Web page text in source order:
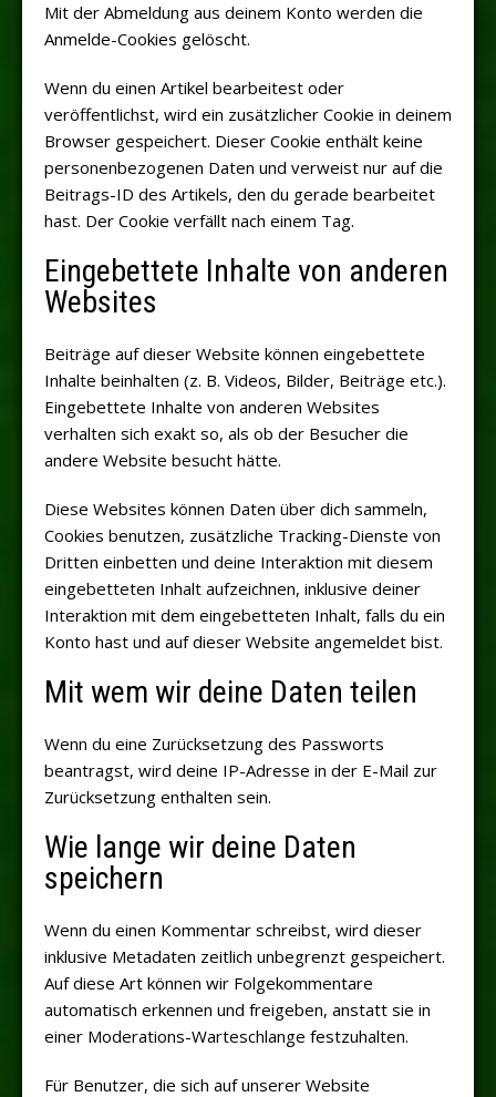
Mit der Abmeldung aus deinem Konto werden die
Anmelde-Cookies gelöscht.
Wenn du einen Artikel bearbeitest oder
veröffentlichst, wird ein zusätzlicher Cookie in deinem
Browser gespeichert. Dieser Cookie enthält keine
personenbezogenen Daten und verweist nur auf die
Beitrags-ID des Artikels, den du gerade bearbeitet
hast. Der Cookie verfällt nach einem Tag.
Eingebettete Inhalte von anderen
Websites
Beiträge auf dieser Website können eingebettete
Inhalte beinhalten (z. B. Videos, Bilder, Beiträge etc.).
Eingebettete Inhalte von anderen Websites
verhalten sich exakt so, als ob der Besucher die
andere Website besucht hätte.
Diese Websites können Daten über dich sammeln,
Cookies benutzen, zusätzliche Tracking-Dienste von
Dritten einbetten und deine Interaktion mit diesem
eingebetteten Inhalt aufzeichnen, inklusive deiner
Interaktion mit dem eingebetteten Inhalt, falls du ein
Konto hast und auf dieser Website angemeldet bist.
Mit wem wir deine Daten teilen
Wenn du eine Zurücksetzung des Passworts
beantragst, wird deine IP-Adresse in der E-Mail zur
Zurücksetzung enthalten sein.
Wie lange wir deine Daten
speichern
Wenn du einen Kommentar schreibst, wird dieser
inklusive Metadaten zeitlich unbegrenzt gespeichert.
Auf diese Art können wir Folgekommentare
automatisch erkennen und freigeben, anstatt sie in
einer Moderations-Warteschlange festzuhalten.
Für Benutzer, die sich auf unserer Website